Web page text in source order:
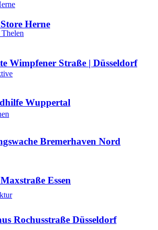
Herne
Wimpfener Straße | Düsseldorf
Wuppertal
Bremerhaven Nord
Essen
Rochusstraße Düsseldorf